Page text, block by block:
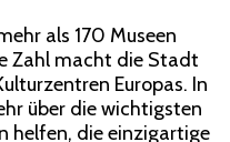
als 170 Museen
Zahl macht die Stadt
Europas. In
über die wichtigsten
helfen, die einzigartige